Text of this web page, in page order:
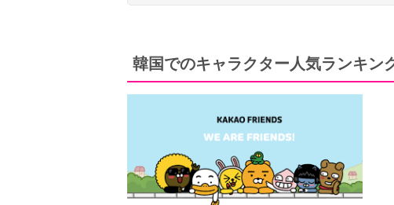
韓国でのキャラクター人気ランキ